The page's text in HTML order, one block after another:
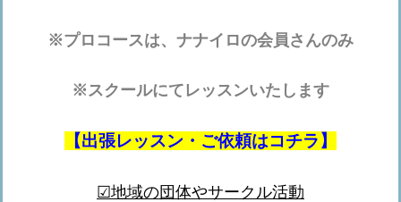
※プロコースは、ナナイロの会員さんのみ
※スクールにてレッスンいたします
【出張レッスン・ご依頼はコチラ】
☑地域の団体やサークル活動